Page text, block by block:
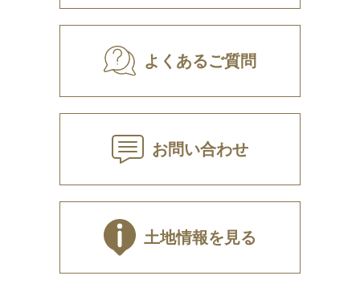
よくあるご質問
お問い合わせ
土地情報を見る